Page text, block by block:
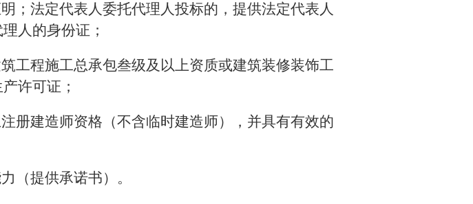
；法定代表人委托代理人投标的，提供法定代表人
人的身份证；
工程施工总承包叁级及以上资质或建筑装修装饰工
许可证；
册建造师资格（不含临时建造师），并具有有效的
（提供承诺书）。